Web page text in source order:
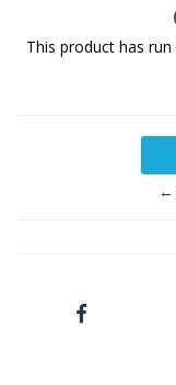
This product has
←